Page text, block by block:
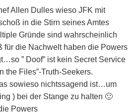
Allen Dulles wieso JFK mit
in die Stirn seines Amtes
Gründe sind wahrscheinlich
für die Nachwelt haben die Powers
” Doof” ist kein Secret Service
the Files”-Truth-Seekers.
sowieso nichtssagend ist…um
) bei der Stange zu halten 🙂
Powers